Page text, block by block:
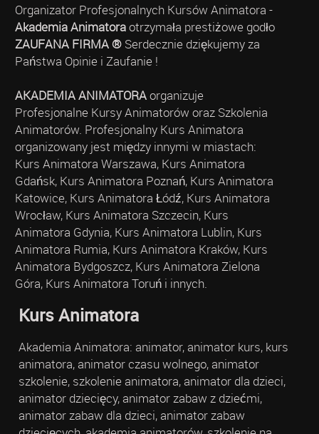
Organizator Profesjonalnych Kursów Animatora -
Akademia Animatoraotrzymała prestiżowe godło
ZAUFANA FIRMA ®Serdecznie dziękujemy za
Państwa Opinie i Zaufanie !
AKADEMIA ANIMATORAorganizuje
Profesjonalne Kursy Animatorów oraz Szkolenia
Animatorów. Profesjonalny Kurs Animatora
organizowany jest między innymi w miastach:
Kurs Animatora Warszawa, Kurs Animatora
Gdańsk, Kurs Animatora Poznań, Kurs Animatora
Katowice, Kurs Animatora Łódź, Kurs Animatora
Wrocław, Kurs Animatora Szczecin, Kurs
Animatora Gdynia, Kurs Animatora Lublin, Kurs
Animatora Rumia, Kurs Animatora Kraków, Kurs
Animatora Bydgoszcz, Kurs Animatora Zielona
Góra, Kurs Animatora Toruń i innych.
Kurs Animatora
Akademia Animatora: animator, animator kurs, kurs
animatora, animator czasu wolnego, animator
szkolenie, szkolenie animatora, animator dla dzieci,
animator dziecięcy, animator zabaw z dziećmi,
animator zabaw dla dzieci, animator zabaw